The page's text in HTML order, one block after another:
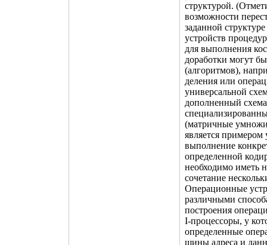
структурой.
возможности
заданной
устройств
для выполнения
доработки могут
(алгоритмов),
деления или
универсальной
дополненный
(матричные
является примером
выполнение
определенной
необходимо иметь
сочетание
Операционные
различными
построения
I-процессоры, у
определенные
шины адреса и